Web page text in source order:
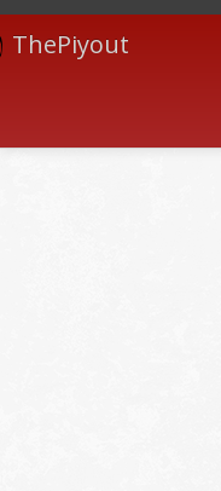
ThePiyout